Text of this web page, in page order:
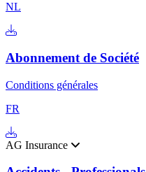
NL
Abonnement de Société
Conditions générales
FR
AG Insurance